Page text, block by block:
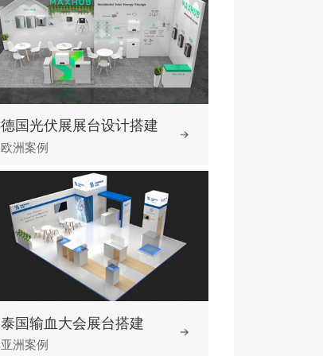
德国光伏展展台设计搭建
欧洲案例
泰国输血大会展台搭建
亚洲案例